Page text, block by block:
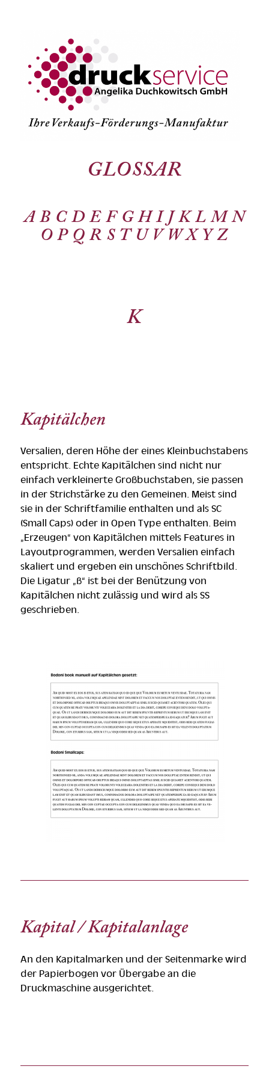
GLOSSAR
A B C D E F G H I J K L M N
O P Q R S T U V W X Y Z
K
Kapitälchen
Versalien, deren Höhe der eines Kleinbuchstabens
entspricht. Echte Kapitälchen sind nicht nur
einfach verkleinerte Großbuchstaben, sie passen
in der Strichstärke zu den Gemeinen. Meist sind
sie in der Schriftfamilie enthalten und als SC
(Small Caps) oder in Open Type enthalten. Beim
„Erzeugen“ von Kapitälchen mittels Features in
Layoutprogrammen, werden Versalien einfach
skaliert und ergeben ein unschönes Schriftbild.
Die Ligatur „ß“ ist bei der Benützung von
Kapitälchen nicht zulässig und wird als SS
geschrieben.
Kapital / Kapitalanlage
An den Kapitalmarken und der Seitenmarke wird
der Papierbogen vor Übergabe an die
Druckmaschine ausgerichtet.